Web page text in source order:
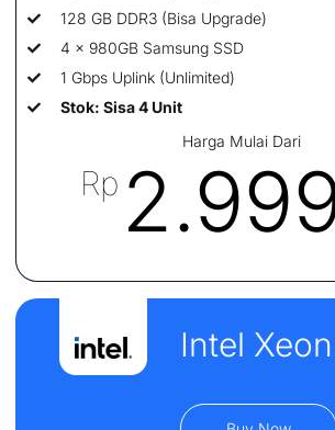
128 GB DDR3 (Bisa Upgrade)
4 x 980GB Samsung SSD
1 Gbps Uplink (Unlimited)
Stok: Sisa 4 Unit
Harga Mulai Dari
Rp
Intel Xeon